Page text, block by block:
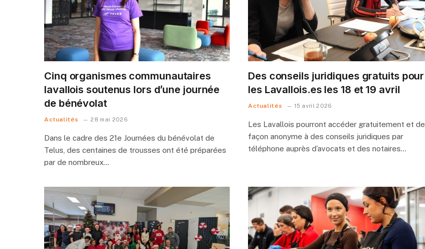
Cinq organismes communautaires
lavallois soutenus lors d’une journée
de bénévolat
Actualités 28 mai 2026
Dans le cadre des 21e Journées du bénévolat de
Telus, des centaines de trousses ont été préparées
par de nombreux…
Des conseils juridiques gratuits pour
les Lavallois.es les 18 et 19 avril
Actualités 15 avril 2026
Les Lavallois pourront accéder gratuitement et de
façon anonyme à des conseils juridiques par
téléphone auprès d’avocats et des notaires…